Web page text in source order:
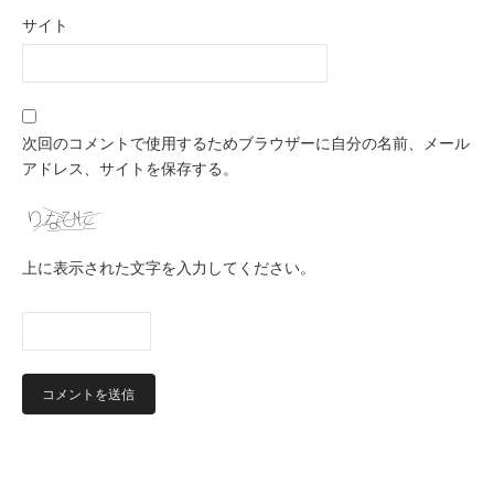
サイト
次回のコメントで使用するためブラウザーに自分の名前、メール
アドレス、サイトを保存する。
上に表示された文字を入力してください。